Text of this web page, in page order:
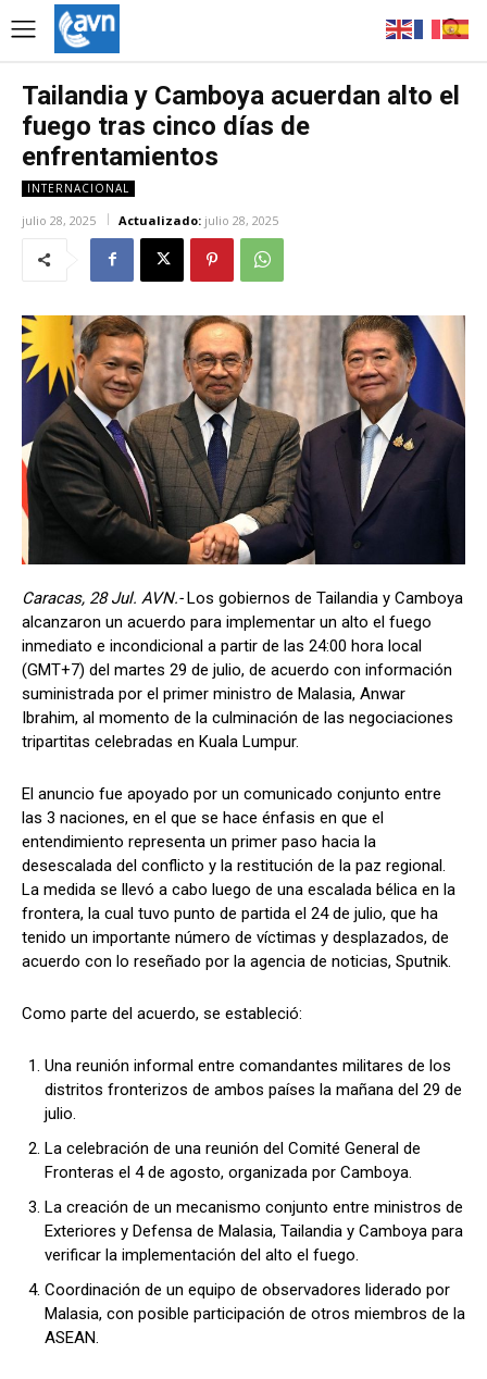
Tailandia y Camboya acuerdan alto el
fuego tras cinco días de
enfrentamientos
INTERNACIONAL
julio 28, 2025 Actualizado: julio 28, 2025
Caracas, 28 Jul. AVN.- Los gobiernos de Tailandia y Camboya
alcanzaron un acuerdo para implementar un alto el fuego
inmediato e incondicional a partir de las 24:00 hora local
(GMT+7) del martes 29 de julio, de acuerdo con información
suministrada por el primer ministro de Malasia, Anwar
Ibrahim, al momento de la culminación de las negociaciones
tripartitas celebradas en Kuala Lumpur.
El anuncio fue apoyado por un comunicado conjunto entre
las 3 naciones, en el que se hace énfasis en que el
entendimiento representa un primer paso hacia la
desescalada del conflicto y la restitución de la paz regional.
La medida se llevó a cabo luego de una escalada bélica en la
frontera, la cual tuvo punto de partida el 24 de julio, que ha
tenido un importante número de víctimas y desplazados, de
acuerdo con lo reseñado por la agencia de noticias, Sputnik.
Como parte del acuerdo, se estableció:
Una reunión informal entre comandantes militares de los
distritos fronterizos de ambos países la mañana del 29 de
julio.
La celebración de una reunión del Comité General de
Fronteras el 4 de agosto, organizada por Camboya.
La creación de un mecanismo conjunto entre ministros de
Exteriores y Defensa de Malasia, Tailandia y Camboya para
verificar la implementación del alto el fuego.
Coordinación de un equipo de observadores liderado por
Malasia, con posible participación de otros miembros de la
ASEAN.